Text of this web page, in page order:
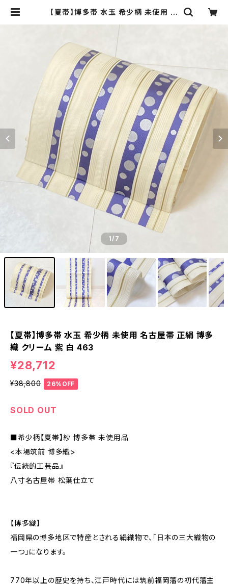
【夏帯】博多帯 水玉 希少柄 未使用 名
63 | kimono Re:和 [online stor
e] キモノリワ 着物 帯
1/7
【夏帯】博多帯 水玉 希少柄 未使用 名古屋帯 正絹 博多
織 クリーム 紫 白 463
¥28,712
¥38,800 26%OFF
SOLD OUT
■希少柄【夏帯】紗 博多帯 未使用品
<本場筑前 博多織>
『伝統的工芸品』
八寸名古屋帯 松葉仕立て
【博多織】
福岡県の博多地区で特産とされる絹織物で、「日本の三大織物の
一つ」になります。
770年以上の歴史を持ち、江戸時代には筑前福岡藩の初代藩主